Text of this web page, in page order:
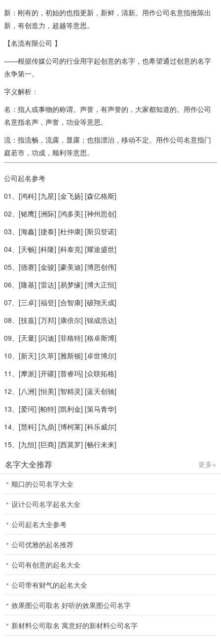
新：刚有的，初始的也指更新，新鲜，清新。用作公司名意指推陈出
新，有创造力，超越等意思。
【名流有限公司 】
——根据传媒公司的行业用字起创意的名字，也希望通过创意的名字
永争第一。
字义解析：
名：指人或事物的称谓。声誉，有声誉的，大家都知道的。用作公司
名意指名声，声誉，功业等意思。
流：指流畅，流露，显露；也指漂泊，移动不定。用作公司名意指门
庭若市，功成，顺利等意思。
公司起名参考
01、[鸿科] [九星] [金飞扬] [森亿格斯]
02、[铭鹰] [洲际] [鸿多美] [神州思创]
03、[海鑫] [捷泰] [杜仲康] [斯贝登诺]
04、[天畅] [科隆] [科泰克] [耀途盛世]
05、[德赛] [金骏] [豪美迪] [博思创伟]
06、[隆基] [雷达] [易梦缘] [博大正恒]
07、[三卓] [福登] [合智康] [硕翔天成]
08、[技嘉] [万邦] [康倍尔] [锦成浩达]
09、[天量] [闪迪] [菲格特] [格卓斯博]
10、[新天] [久萃] [雅斯顿] [卓世博尔]
11、[摩派] [开疆] [普睿玛] [众联拓格]
12、[八洲] [恒美] [智精灵] [蓝天创驰]
13、[爱珂] [帕特] [凯利金] [策马青华]
14、[慧科] [九鼎] [博柯莱] [科乐威尔]
15、[九恒] [巨商] [西莫罗] [畅行未来]
名字大全推荐
更多+
顺口的公司名字大全
设计公司名字起名大全
公司起名大全参考
公司优雅的起名推荐
公司有创意的起名大全
公司带有财气的起名大全
效果图公司取名 好听的效果图公司名字
新材料公司取名 寓意好的新材料公司名字